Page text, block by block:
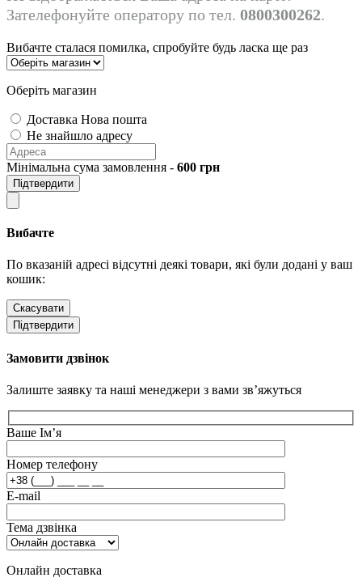
Зателефонуйте оператору по тел. 0800300262.
Вибачте сталася помилка, спробуйте будь ласка ще раз
Оберіть магазин
Доставка Нова пошта
Не знайшло адресу
Мінімальна сума замовлення - 600 грн
Підтвердити
Вибачте
По вказаній адресі відсутні деякі товари, які були додані у ваш
кошик:
Скасувати
Підтвердити
Замовити дзвінок
Залиште заявку та наші менеджери з вами зв’яжуться
Ваше Ім’я
Номер телефону
E-mail
Тема дзвінка
Онлайн доставка